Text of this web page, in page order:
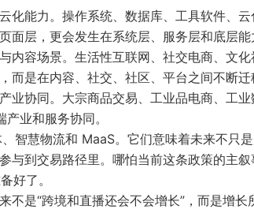
化能力。操作系统、数据库、工具软件、
面层，更会发生在系统层、服务层和底层能
内容场景。生活性互联网、社交电商、文
而是在内容、社交、社区、平台之间不断迁
业协同。大宗商品交易、工业品电商、工
业和服务协同。
智慧物流和 MaaS。它们意味着未来不只
与到交易路径里。哪怕当前这条政策的主
好了。
不是“跨境和直播还会不会增长”，而是增